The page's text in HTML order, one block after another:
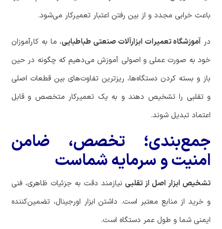
باعث خرابی مجدد و از بین رفتن اعتبار تعمیرکار می‌شود.
در آموزشگاه تعمیرات ابزارآلات صنعتی طباطبایی، ما به کارآموزان
خود به صورت عملی و اصولی آموزش می‌دهیم که چگونه در حین
باز و بسته کردن دستگاه‌ها، ریزترین تفاوت‌های بین قطعات اصلی
و تقلبی را تشخیص دهند و به یک تعمیرکار متخصص و قابل
اعتماد تبدیل شوند.
جمع‌بندی؛ تخصص، ضامن
امنیت و سرمایه شماست
تشخیص ابزار اصل از تقلبی نیازمند دقت به جزئیات ظاهری، فنی
و خرید از منابع معتبر است. داشتن ابزار اورجینال، تضمین‌کننده
ایمنی شما و طول عمر دستگاه است.